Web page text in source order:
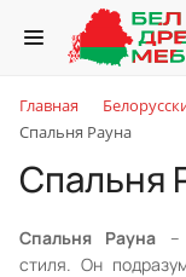
Главная
Спальня Рауна
Спальня
Спальня Рауна –
стиля. Он